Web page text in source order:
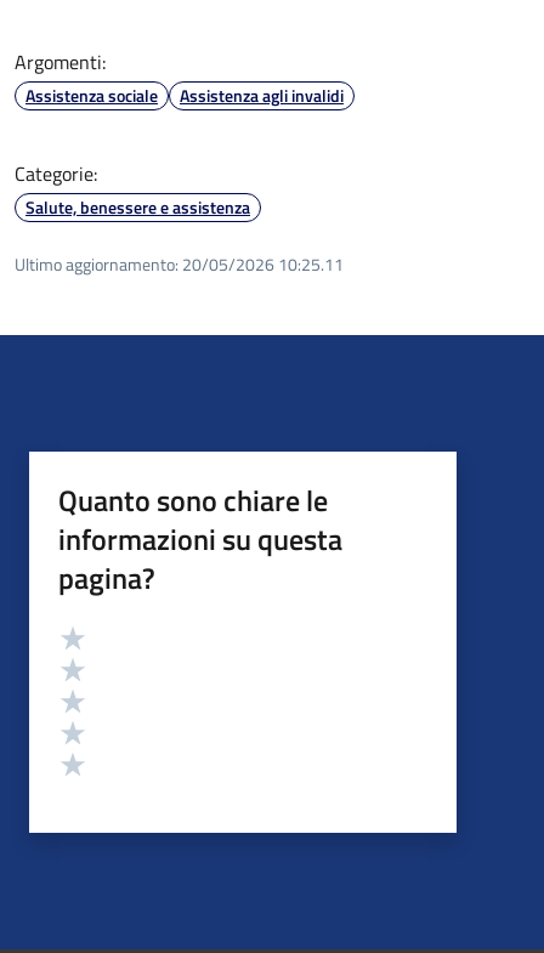
Argomenti:
Assistenza sociale Assistenza agli invalidi
Categorie:
Salute, benessere e assistenza
Ultimo aggiornamento: 20/05/2026 10:25.11
Quanto sono chiare le
informazioni su questa
pagina?
Valutazione